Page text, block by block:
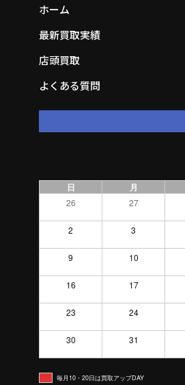
ホーム
最新買取実績
店頭買取
よくある質問
日 月
26 27
2 3
9 10
16 17
23 24
30 31
毎月10・20日は買取アップDAY